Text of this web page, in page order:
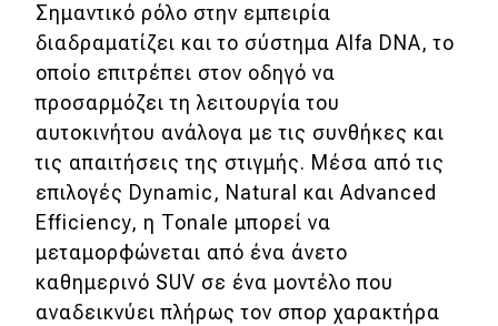
Σημαντικό ρόλο στην εμπειρία
διαδραματίζει και το σύστημα Alfa DNA, το
οποίο επιτρέπει στον οδηγό να
προσαρμόζει τη λειτουργία του
αυτοκινήτου ανάλογα με τις συνθήκες και
τις απαιτήσεις της στιγμής. Μέσα από τις
επιλογές Dynamic, Natural και Advanced
Efficiency, η Tonale μπορεί να
μεταμορφώνεται από ένα άνετο
καθημερινό SUV σε ένα μοντέλο που
αναδεικνύει πλήρως τον σπορ χαρακτήρα